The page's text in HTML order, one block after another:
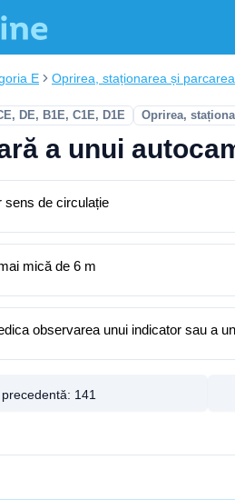
E Oprirea, staționarea și parcarea
DE, B1E, C1E, D1E Oprirea,
a unui
sens de circulație
mică de 6 m
observarea unui indicator sau a
141